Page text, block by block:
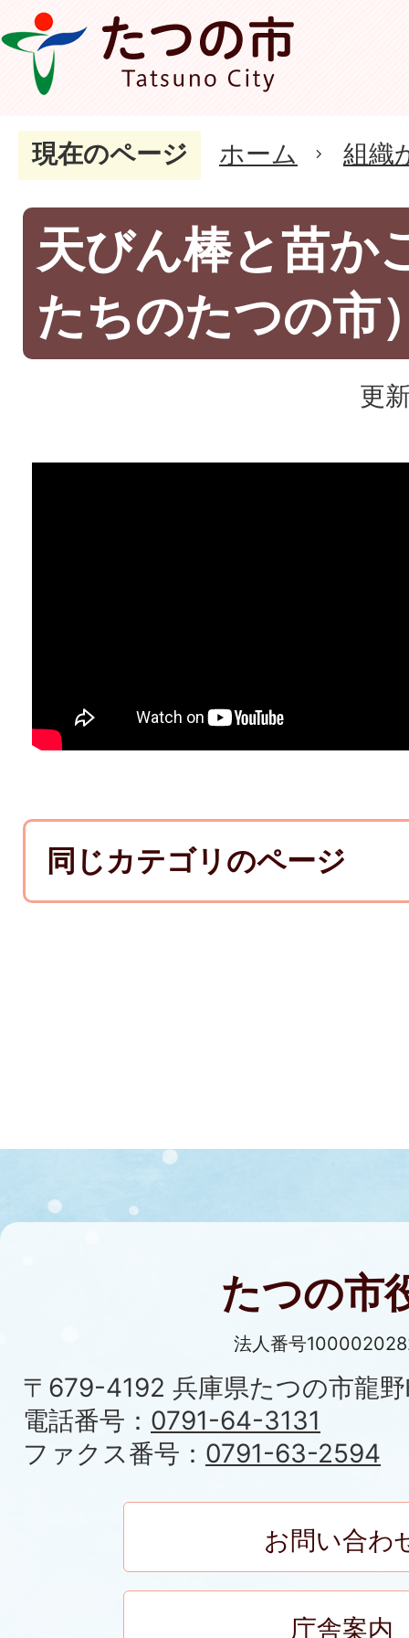
現在のページ ホーム 組織
天びん棒と苗か
たちのたつの市
更
同じカテゴリのページ
たつの市
法人番号
〒679-4192 兵庫県たつの市龍
電話番号： 0791-64-3131
ファクス番号： 0791-63-2594
お問い合わ
庁舎案内